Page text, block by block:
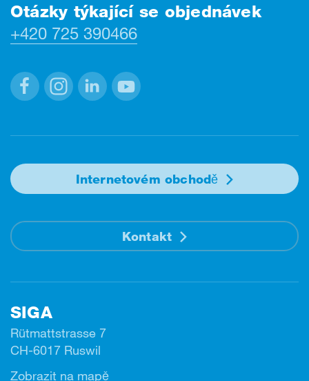
Otázky týkající se objednávek
+420 725 390466
Internetovém obchodě
Kontakt
SIGA
Rütmattstrasse 7
CH-6017 Ruswil
Zobrazit na mapě